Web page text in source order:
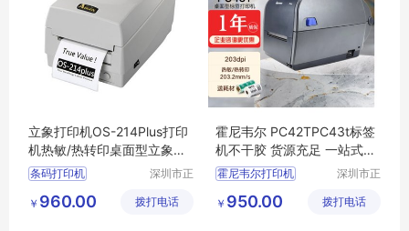
立象打印机OS-214Plus打印
机热敏/热转印桌面型立象打
印机
条码打印机
立象打印机 打标机
深圳市正
有限公司
￥ 960.00 拨打电话
霍尼韦尔 PC42TPC43t标签
机不干胶 货源充足 一站式服
务
霍尼韦尔打印机
标签打印机
深圳市正
有限公司
￥ 950.00 拨打电话